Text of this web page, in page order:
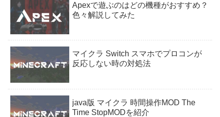
Apexで遊ぶのはどの機種がおすすめ？
色々解説してみた
マイクラ Switch スマホでプロコンが
反応しない時の対処法
java版 マイクラ 時間操作MOD The
Time StopMODを紹介